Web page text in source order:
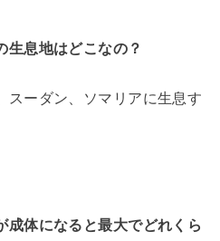
息地はどこなの？
スーダン、ソマリアに生息す
体になると最大でどれくら